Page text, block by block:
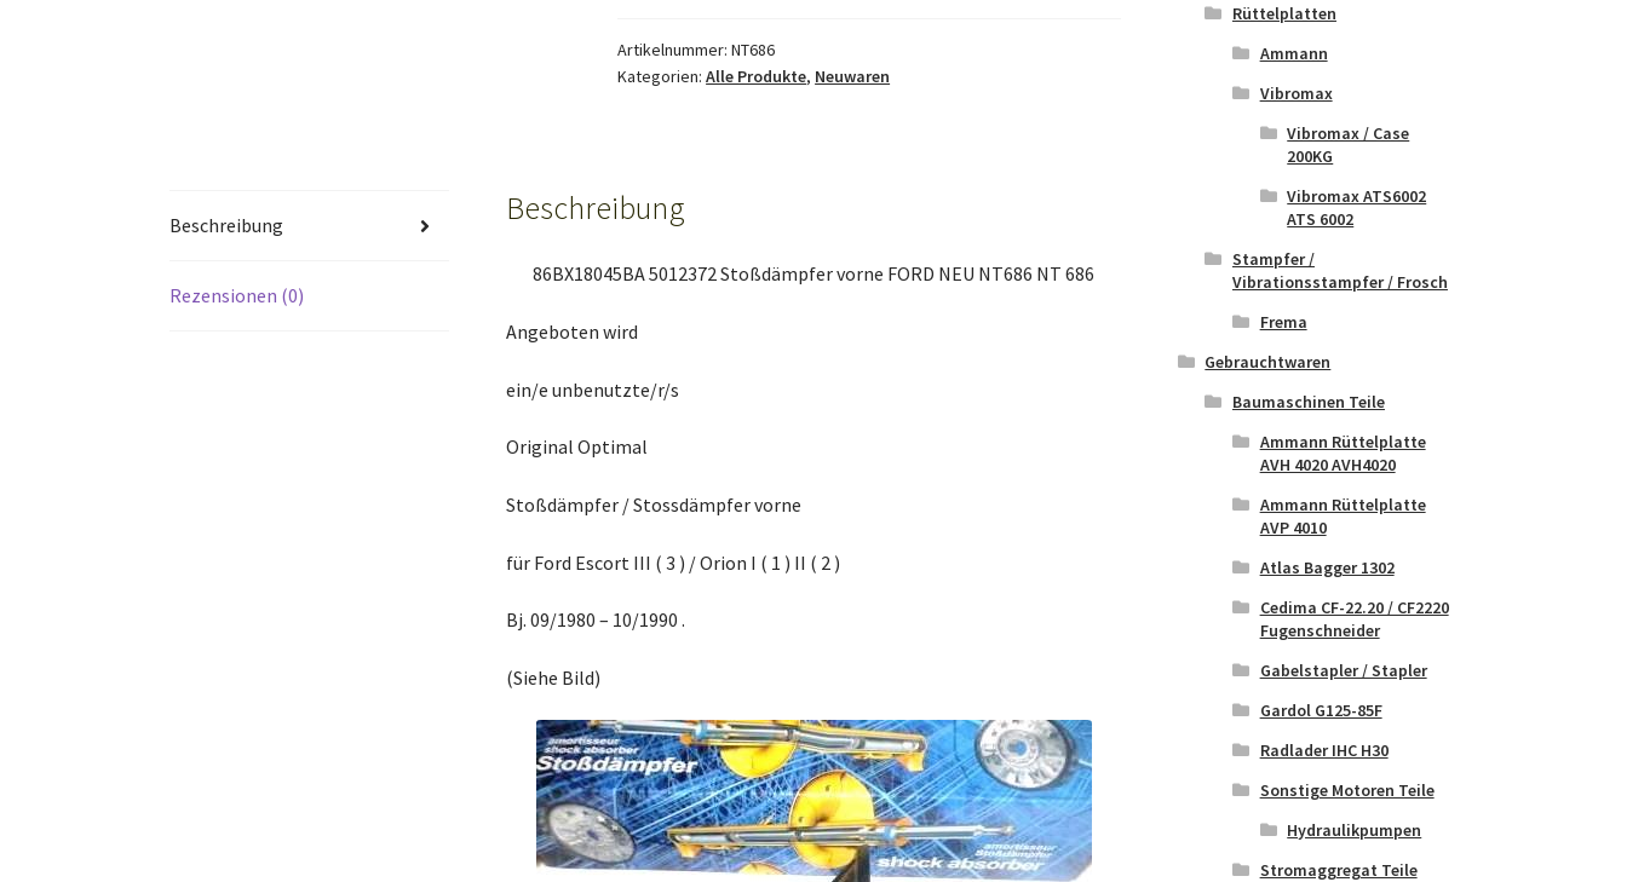
FORD
NEU
Artikelnummer:NT686
Kategorien:Alle Produkte, Neuwaren
Beschreibung
Rezensionen (0)
Beschreibung
86BX18045BA 5012372 Stoßdämpfer vorne FORD NEU NT686 NT 686
Angeboten wird
ein/e unbenutzte/r/s
Original Optimal
Stoßdämpfer / Stossdämpfer vorne
für Ford Escort III ( 3 ) / Orion I ( 1 ) II ( 2 )
Bj. 09/1980 – 10/1990 .
(Siehe Bild)
Rüttelplatten
Ammann
Vibromax
Vibromax / Case
200KG
Vibromax ATS6002
ATS 6002
Stampfer /
Vibrationsstampfer / Frosch
Frema
Gebrauchtwaren
Baumaschinen Teile
Ammann Rüttelplatte
AVH 4020 AVH4020
Ammann Rüttelplatte
AVP 4010
Atlas Bagger 1302
Cedima CF-22.20 / CF2220
Fugenschneider
Gabelstapler / Stapler
Gardol G125-85F
Radlader IHC H30
Sonstige Motoren Teile
Hydraulikpumpen
Stromaggregat Teile